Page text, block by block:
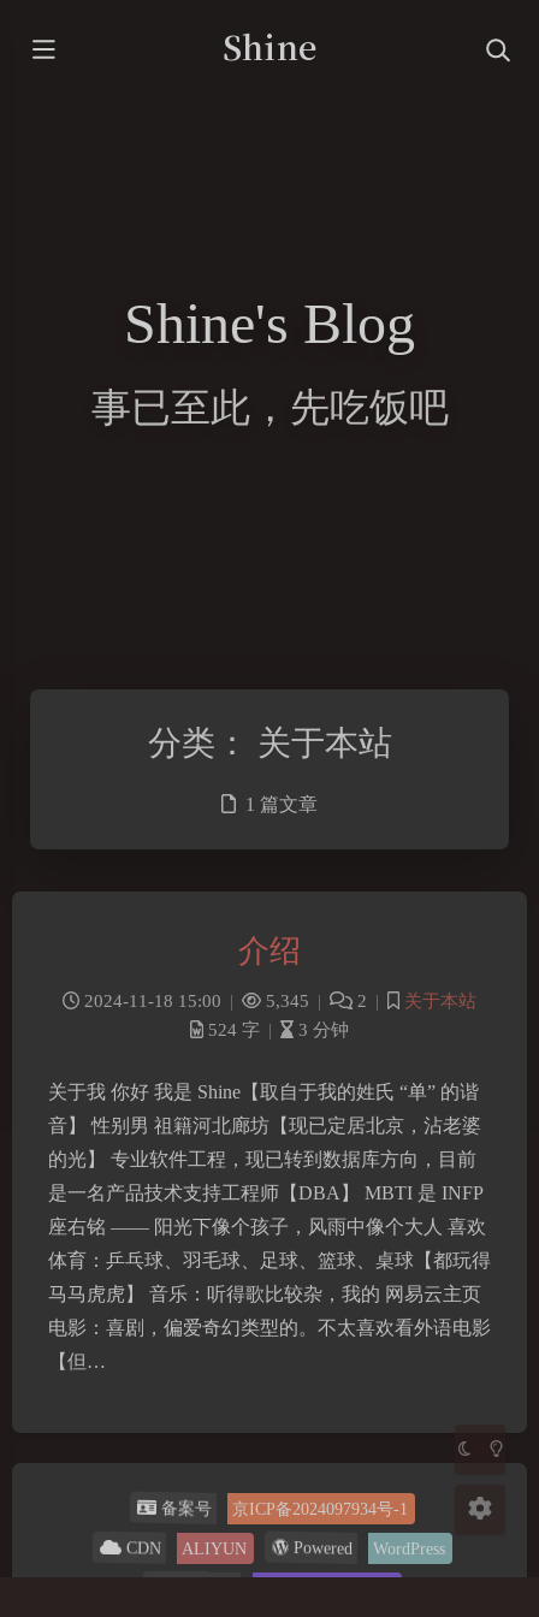
Shine
Shine's Blog
事已至此，先吃饭吧
夜间模式
Sans Serif Serif
浅阴影 深阴影
分类： 关于本站
1 篇文章
介绍
2024-11-18 15:00 | 5,345 | 2 |
关于本站
524 字 | 3 分钟
关于我 你好 我是 Shine【取自于我的姓氏 “单” 的谐
音】 性别男 祖籍河北廊坊【现已定居北京，沾老婆
的光】 专业软件工程，现已转到数据库方向，目前
是一名产品技术支持工程师【DBA】 MBTI 是 INFP
座右铭 —— 阳光下像个孩子，风雨中像个大人 喜欢
体育：乒乓球、羽毛球、足球、篮球、桌球【都玩得
马马虎虎】 音乐：听得歌比较杂，我的 网易云主页
电影：喜剧，偏爱奇幻类型的。不太喜欢看外语电影
【但…
备案号 京ICP备2024097934号-1
CDN ALIYUN Powered WordPress